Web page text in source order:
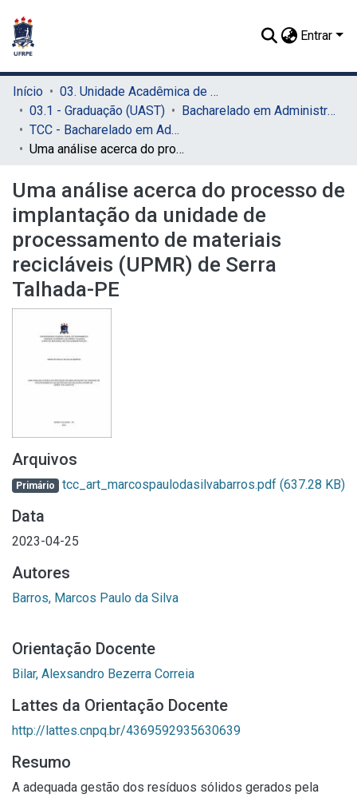
Entrar
Início
03. Unidade Acadêmica de Serra Talhada (UAST)
03.1 - Graduação (UAST)
Bacharelado em Administração (UAST)
TCC - Bacharelado em Administração (UAST)
Uma análise acerca do processo de implantação da unidade de processamento de materiais recicláveis (UPMR) de Serra Talhada-PE
Uma análise acerca do processo de
implantação da unidade de
processamento de materiais
recicláveis (UPMR) de Serra
Talhada-PE
Arquivos
Primário tcc_art_marcospaulodasilvabarros.pdf (637.28 KB)
Data
2023-04-25
Autores
Barros, Marcos Paulo da Silva
Orientação Docente
Bilar, Alexsandro Bezerra Correia
Lattes da Orientação Docente
http://lattes.cnpq.br/4369592935630639
Resumo
A adequada gestão dos resíduos sólidos gerados pela